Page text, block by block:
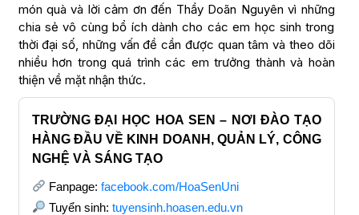
món quà và lời cảm ơn đến Thầy Doãn Nguyên vì những
chia sẻ vô cùng bổ ích dành cho các em học sinh trong
thời đại số, những vấn đề cần được quan tâm và theo dõi
nhiều hơn trong quá trình các em trưởng thành và hoàn
thiện về mặt nhận thức.
TRƯỜNG ĐẠI HỌC HOA SEN – NƠI ĐÀO TẠO
HÀNG ĐẦU VỀ KINH DOANH, QUẢN LÝ, CÔNG
NGHỆ VÀ SÁNG TẠO
Fanpage: facebook.com/HoaSenUni
Tuyển sinh: tuyensinh.hoasen.edu.vn